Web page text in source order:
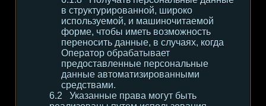
в структурированной, широко
используемой, и машиночитаемой
форме, чтобы иметь возможность
переносить данные, в случаях, когда
Оператор обрабатывает
предоставленные персональные
данные автоматизированными
средствами.
Указанные права могут быть